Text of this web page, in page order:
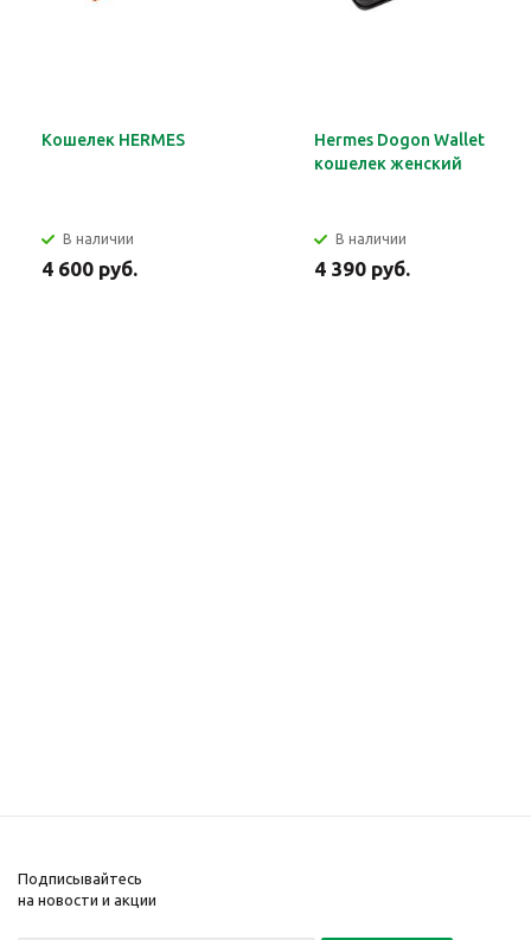
Кошелек HERMES
В наличии
4 600 руб.
Hermes Dogon Wallet
кошелек женский
В наличии
4 390 руб.
Подписывайтесь
на новости и акции